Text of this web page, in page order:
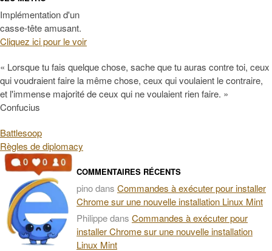
Implémentation d'un
casse-tête amusant.
Cliquez ici pour le voir
« Lorsque tu fais quelque chose, sache que tu auras contre toi, ceux
qui voudraient faire la même chose, ceux qui voulaient le contraire,
et l'immense majorité de ceux qui ne voulaient rien faire. »
Confucius
Battlesoop
Règles de diplomacy
COMMENTAIRES RÉCENTS
pinodans Commandes à exécuter pour installer
Chrome sur une nouvelle installation Linux Mint
Philippedans Commandes à exécuter pour
installer Chrome sur une nouvelle installation
Linux Mint